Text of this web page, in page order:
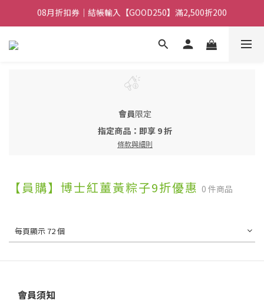
08月折扣券｜結帳輸入【GOOD100】滿1,900折100
08月折扣券｜結帳輸入【GOOD250】滿2,500折200
08月折扣券｜結帳輸入【GOOD100】滿1,900折100
會員限定
指定商品：即享 9 折
條款與細則
【員購】博士紅薑黃粽子9折優惠 0 件商品
每頁顯示 72 個
會員須知